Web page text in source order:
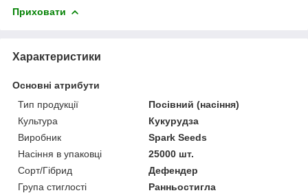
Приховати
Характеристики
Основні атрибути
Тип продукції
Посівний (насіння)
Культура
Кукурудза
Виробник
Spark Seeds
Насіння в упаковці
25000 шт.
Сорт/Гібрид
Дефендер
Група стиглості
Ранньостигла